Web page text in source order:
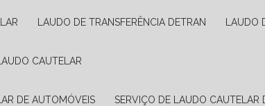
LAUDO DE TRANSFERÊNCIA DETRAN LAUDO
CAUTELAR
DE AUTOMÓVEIS SERVIÇO DE LAUDO CAUTELAR